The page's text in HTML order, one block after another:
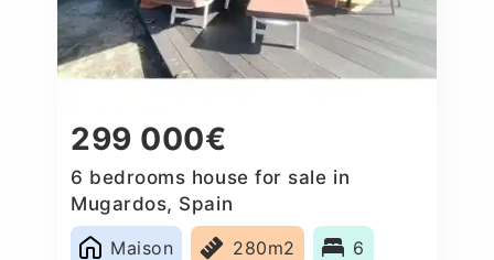
299 000€
6 bedrooms house for sale in
Mugardos, Spain
Maison
280m2 6